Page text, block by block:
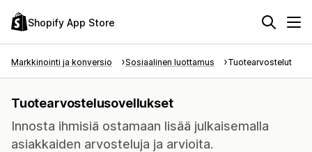
Shopify App Store
Markkinointi ja konversio Sosiaalinen luottamus Tuotearvostelut
Tuotearvostelusovellukset
Innosta ihmisiä ostamaan lisää julkaisemalla
asiakkaiden arvosteluja ja arvioita.